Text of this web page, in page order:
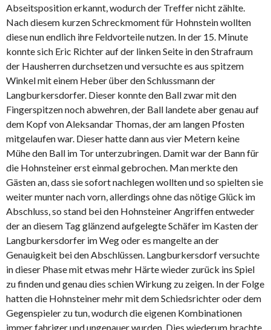
Abseitsposition erkannt, wodurch der Treffer nicht zählte.
Nach diesem kurzen Schreckmoment für Hohnstein wollten
diese nun endlich ihre Feldvorteile nutzen. In der 15. Minute
konnte sich Eric Richter auf der linken Seite in den Strafraum
der Hausherren durchsetzen und versuchte es aus spitzem
Winkel mit einem Heber über den Schlussmann der
Langburkersdorfer. Dieser konnte den Ball zwar mit den
Fingerspitzen noch abwehren, der Ball landete aber genau auf
dem Kopf von Aleksandar Thomas, der am langen Pfosten
mitgelaufen war. Dieser hatte dann aus vier Metern keine
Mühe den Ball im Tor unterzubringen. Damit war der Bann für
die Hohnsteiner erst einmal gebrochen. Man merkte den
Gästen an, dass sie sofort nachlegen wollten und so spielten sie
weiter munter nach vorn, allerdings ohne das nötige Glück im
Abschluss, so stand bei den Hohnsteiner Angriffen entweder
der an diesem Tag glänzend aufgelegte Schäfer im Kasten der
Langburkersdorfer im Weg oder es mangelte an der
Genauigkeit bei den Abschlüssen. Langburkersdorf versuchte
in dieser Phase mit etwas mehr Härte wieder zurück ins Spiel
zu finden und genau dies schien Wirkung zu zeigen. In der Folge
hatten die Hohnsteiner mehr mit dem Schiedsrichter oder dem
Gegenspieler zu tun, wodurch die eigenen Kombinationen
immer fahriger und ungenauer wurden. Dies wiederum brachte